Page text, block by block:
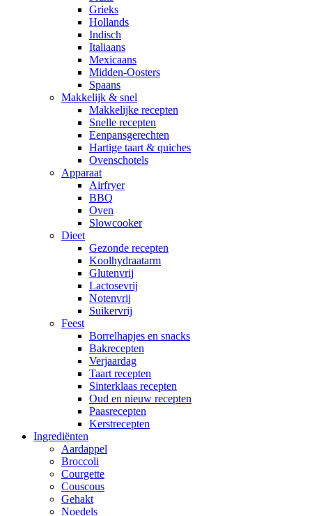
Grieks
Hollands
Indisch
Italiaans
Mexicaans
Midden-Oosters
Spaans
Makkelijk & snel
Makkelijke recepten
Snelle recepten
Eenpansgerechten
Hartige taart & quiches
Ovenschotels
Apparaat
Airfryer
BBQ
Oven
Slowcooker
Dieet
Gezonde recepten
Koolhydraatarm
Glutenvrij
Lactosevrij
Notenvrij
Suikervrij
Feest
Borrelhapjes en snacks
Bakrecepten
Verjaardag
Taart recepten
Sinterklaas recepten
Oud en nieuw recepten
Paasrecepten
Kerstrecepten
Ingrediënten
Aardappel
Broccoli
Courgette
Couscous
Gehakt
Noedels